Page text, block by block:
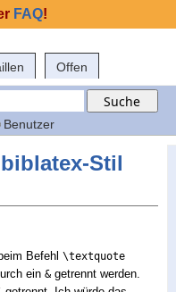
Offen
Benutzer
Stil
Befehl \textquote
ein & getrennt werden.
FAQ!